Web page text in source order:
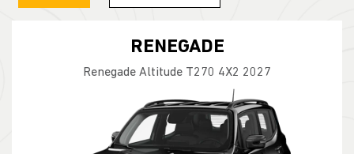
RENEGADE
Renegade Longitude T270 4X2 2027
TABELA FIPE